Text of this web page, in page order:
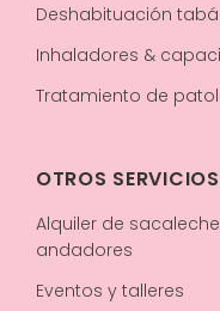
Deshabituación
Inhaladores &
Tratamiento de
OTROS SERVICIOS
Alquiler de
andadores
Eventos y talleres